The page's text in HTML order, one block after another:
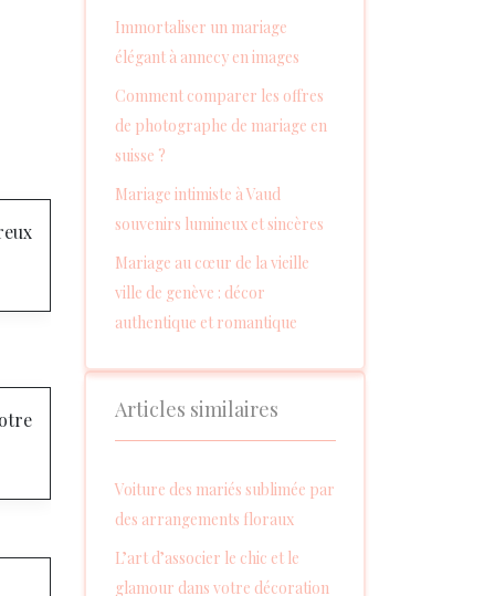
Immortaliser un mariage
élégant à annecy en images
Comment comparer les offres
de photographe de mariage en
suisse ?
Mariage intimiste à Vaud
souvenirs lumineux et sincères
Mariage au cœur de la vieille
ville de genève : décor
authentique et romantique
Articles similaires
Voiture des mariés sublimée par
des arrangements floraux
L’art d’associer le chic et le
glamour dans votre décoration